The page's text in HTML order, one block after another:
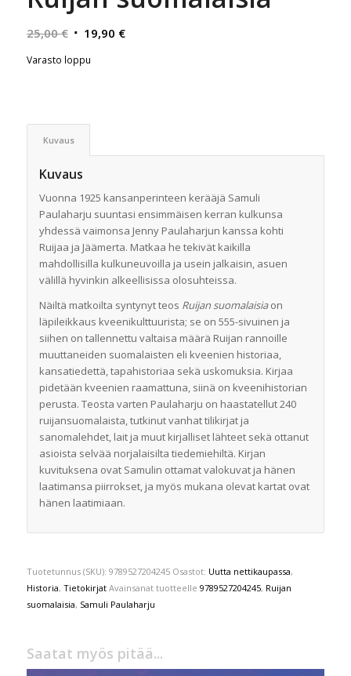
25,00€ Alkuperäinen
oli:
19,90 €Nykyinen
Varasto loppu
Kuvaus
Kuvaus
Vuonna 1925 kansanperinteen kerääjä Samuli
Paulaharju suuntasi ensimmäisen kerran kulkunsa
yhdessä vaimonsa Jenny Paulaharjun kanssa kohti
Ruijaa ja Jäämerta. Matkaa he tekivät kaikilla
mahdollisilla kulkuneuvoilla ja usein jalkaisin, asuen
välillä hyvinkin alkeellisissa olosuhteissa.
Näiltä matkoilta syntynyt teos Ruijan suomalaisiaon
läpileikkaus kveenikulttuurista; se on 555-sivuinen ja
siihen on tallennettu valtaisa määrä Ruijan rannoille
muuttaneiden suomalaisten eli kveenien historiaa,
kansatiedettä, tapahistoriaa sekä uskomuksia. Kirjaa
pidetään kveenien raamattuna, siinä on kveenihistorian
perusta. Teosta varten Paulaharju on haastatellut 240
ruijansuomalaista, tutkinut vanhat tilikirjat ja
sanomalehdet, lait ja muut kirjalliset lähteet sekä ottanut
asioista selvää norjalaisilta tiedemiehiltä. Kirjan
kuvituksena ovat Samulin ottamat valokuvat ja hänen
laatimansa piirrokset, ja myös mukana olevat kartat ovat
hänen laatimiaan.
Tuotetunnus (SKU): 9789527204245 Osastot: Uutta nettikaupassa,
Historia, Tietokirjat Avainsanat tuotteelle 9789527204245, Ruijan
suomalaisia, Samuli Paulaharju
Saatat myös pitää...